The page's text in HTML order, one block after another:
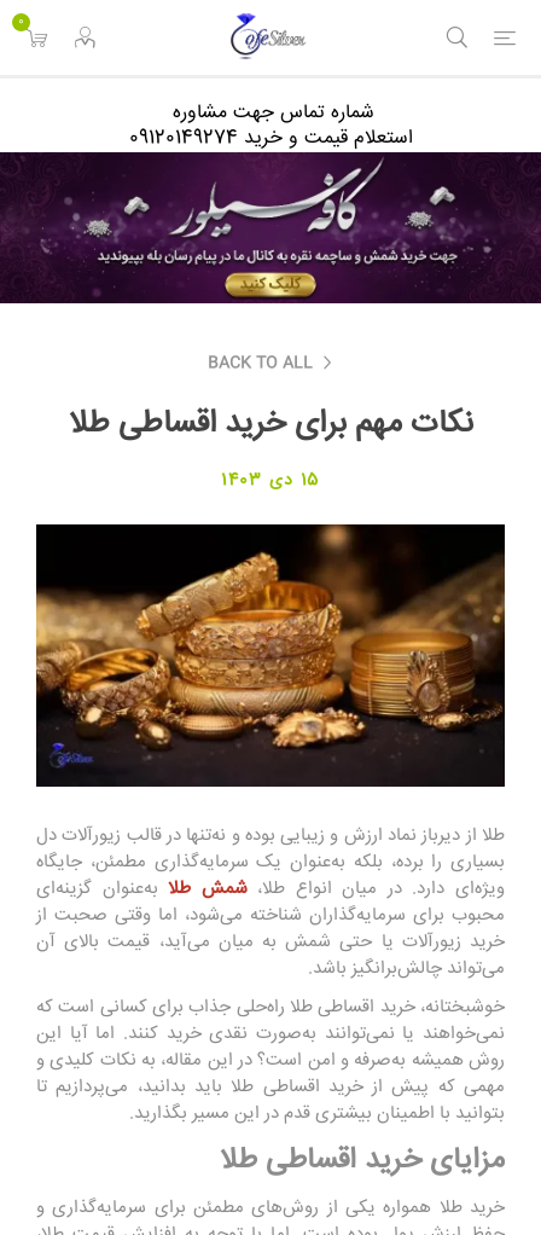
0
شماره تماس جهت مشاوره
استعلام قیمت و خرید 09120149274
BACK TO ALL
نکات مهم برای خرید اقساطی طلا
15 دی 1403
طلا از دیرباز نماد ارزش و زیبایی بوده و نه‌تنها در قالب زیورآلات دل
بسیاری را برده، بلکه به‌عنوان یک سرمایه‌گذاری مطمئن، جایگاه
ویژه‌ای دارد. در میان انواع طلا،شمش طلابه‌عنوان گزینه‌ای
محبوب برای سرمایه‌گذاران شناخته می‌شود، اما وقتی صحبت از
خرید زیورآلات یا حتی شمش به میان می‌آید، قیمت بالای آن
می‌تواند چالش‌برانگیز باشد.
خوشبختانه، خرید اقساطی طلا راه‌حلی جذاب برای کسانی است که
نمی‌خواهند یا نمی‌توانند به‌صورت نقدی خرید کنند. اما آیا این
روش همیشه به‌صرفه و امن است؟ در این مقاله، به نکات کلیدی و
مهمی که پیش از خرید اقساطی طلا باید بدانید، می‌پردازیم تا
بتوانید با اطمینان بیشتری قدم در این مسیر بگذارید.
مزایای خرید اقساطی طلا
خرید طلا همواره یکی از روش‌های مطمئن برای سرمایه‌گذاری و